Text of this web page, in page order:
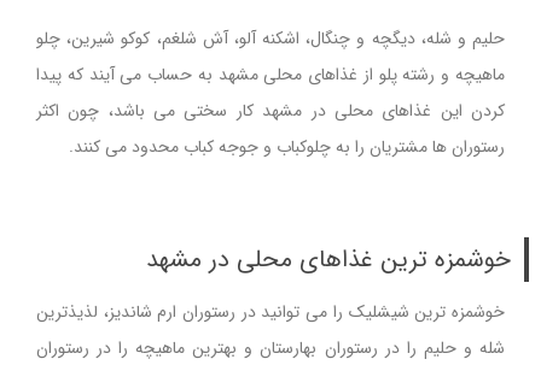
حلیم و شله، دیگچه و چنگال، اشکنه آلو، آش شلغم، کوکو شیرین، چلو
ماهیچه و رشته پلو از غذاهای محلی مشهد به حساب می آیند که پیدا
کردن این غذاهای محلی در مشهد کار سختی می باشد، چون اکثر
رستوران ها مشتریان را به چلوکباب و جوجه کباب محدود می کنند.
خوشمزه ترین غذاهای محلی در مشهد
خوشمزه ترین شیشلیک را می توانید در رستوران ارم شاندیز، لذیذترین
شله و حلیم را در رستوران بهارستان و بهترین ماهیچه را در رستوران